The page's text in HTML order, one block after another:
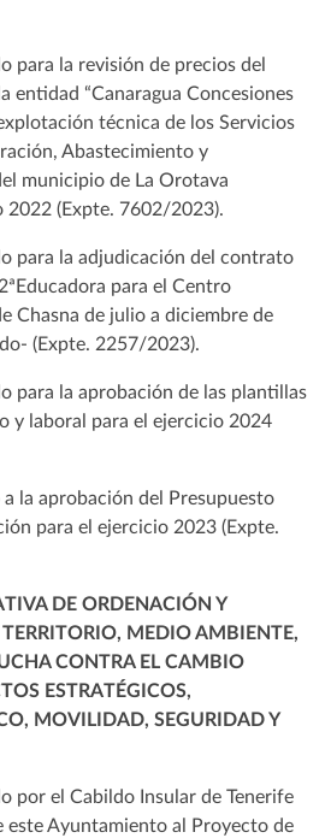
para la revisión de precios del
entidad “Canaragua Concesiones
técnica de los Servicios
Abastecimiento y
municipio de La Orotava
2022 (Expte. 7602/2023).
para la adjudicación del contrato
para el Centro
Chasna de julio a diciembre de
(Expte. 2257/2023).
para la aprobación de las plantillas
y laboral para el ejercicio 2024
la aprobación del Presupuesto
para el ejercicio 2023 (Expte.
DE ORDENACIÓN Y
MEDIO AMBIENTE,
CONTRA EL CAMBIO
ESTRATÉGICOS,
MOVILIDAD, SEGURIDAD Y
por el Cabildo Insular de Tenerife
este Ayuntamiento al Proyecto de